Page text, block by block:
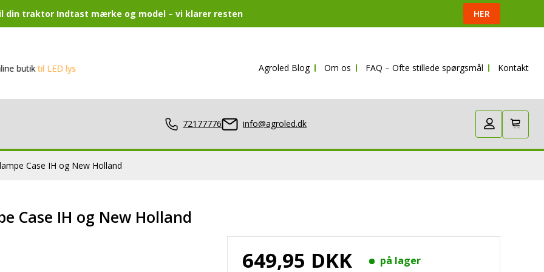
din traktor Indtast mærke og model – vi klarer resten HER
til LED lys Agroled Blog Om os FAQ – Ofte stillede spørgsmål Kontakt
72177776 info@agroled.dk
Case IH og New Holland
Case IH og New Holland
649,95 DKK på lager